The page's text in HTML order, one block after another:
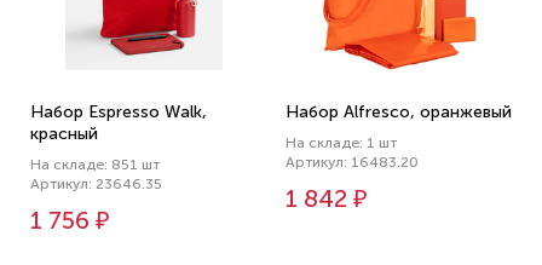
Набор Espresso Walk,
красный
На складе: 851 шт
Артикул: 23646.35
1 756 ₽
Набор Alfresco, оранжевый
На складе: 1 шт
Артикул: 16483.20
1 842 ₽